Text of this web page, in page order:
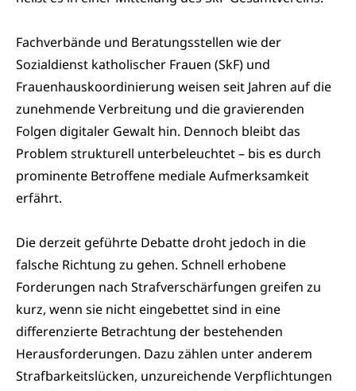
Fachverbände und Beratungsstellen wie der
Sozialdienst katholischer Frauen (SkF) und
Frauenhauskoordinierung weisen seit Jahren auf die
zunehmende Verbreitung und die gravierenden
Folgen digitaler Gewalt hin. Dennoch bleibt das
Problem strukturell unterbeleuchtet – bis es durch
prominente Betroffene mediale Aufmerksamkeit
erfährt.
Die derzeit geführte Debatte droht jedoch in die
falsche Richtung zu gehen. Schnell erhobene
Forderungen nach Strafverschärfungen greifen zu
kurz, wenn sie nicht eingebettet sind in eine
differenzierte Betrachtung der bestehenden
Herausforderungen. Dazu zählen unter anderem
Strafbarkeitslücken, unzureichende Verpflichtungen